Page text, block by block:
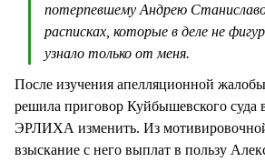
потерпевшему Андрею
расписках, которые в деле не
узнало только от меня.
После изучения апелляционной жалобы
решила приговор Куйбышевского
ЭРЛИХА изменить. Из
взыскание с него выплат в пользу